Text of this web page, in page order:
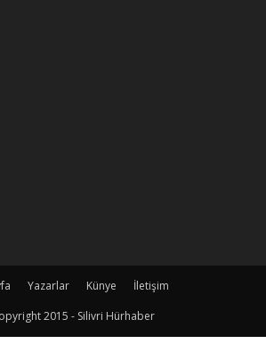
Yazarlar Künye
İletişim
2015 - Silivri Hürhaber